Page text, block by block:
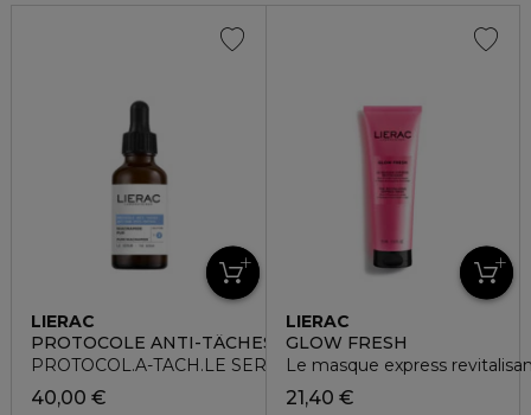
LIERAC
PROTOCOLE ANTI-TÂCHES
PROTOCOL.A-TACH.LE SER.30ML FL
40,00 €
LIERAC
GLOW FRESH
Le masque express
21,40 €